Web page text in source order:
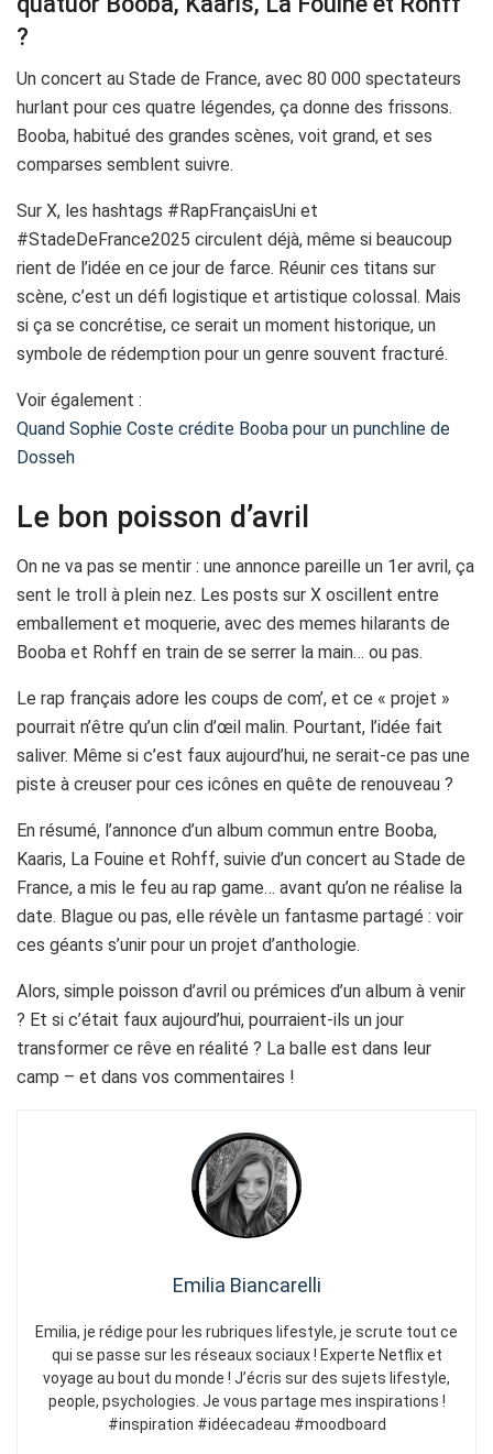
?
Un concert au Stade de France, avec 80 000 spectateurs
hurlant pour ces quatre légendes, ça donne des frissons.
Booba, habitué des grandes scènes, voit grand, et ses
comparses semblent suivre.
Sur X, les hashtags #RapFrançaisUni et
#StadeDeFrance2025 circulent déjà, même si beaucoup
rient de l’idée en ce jour de farce. Réunir ces titans sur
scène, c’est un défi logistique et artistique colossal. Mais
si ça se concrétise, ce serait un moment historique, un
symbole de rédemption pour un genre souvent fracturé.
Voir également :
Quand Sophie Coste crédite Booba pour un punchline de
Dosseh
Le bon poisson d’avril
On ne va pas se mentir : une annonce pareille un 1er avril, ça
sent le troll à plein nez. Les posts sur X oscillent entre
emballement et moquerie, avec des memes hilarants de
Booba et Rohff en train de se serrer la main… ou pas.
Le rap français adore les coups de com’, et ce « projet »
pourrait n’être qu’un clin d’œil malin. Pourtant, l’idée fait
saliver. Même si c’est faux aujourd’hui, ne serait-ce pas une
piste à creuser pour ces icônes en quête de renouveau ?
En résumé, l’annonce d’un album commun entre Booba,
Kaaris, La Fouine et Rohff, suivie d’un concert au Stade de
France, a mis le feu au rap game… avant qu’on ne réalise la
date. Blague ou pas, elle révèle un fantasme partagé : voir
ces géants s’unir pour un projet d’anthologie.
Alors, simple poisson d’avril ou prémices d’un album à venir
? Et si c’était faux aujourd’hui, pourraient-ils un jour
transformer ce rêve en réalité ? La balle est dans leur
camp – et dans vos commentaires !
Emilia Biancarelli
Emilia, je rédige pour les rubriques lifestyle, je scrute tout ce
qui se passe sur les réseaux sociaux ! Experte Netflix et
voyage au bout du monde ! J’écris sur des sujets lifestyle,
people, psychologies. Je vous partage mes inspirations !
#inspiration #idéecadeau #moodboard